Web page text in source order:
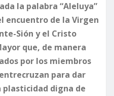
la palabra “Aleluya”
encuentro de la Virgen
Sión y el Cristo
que, de manera
por los miembros
para dar
plasticidad digna de